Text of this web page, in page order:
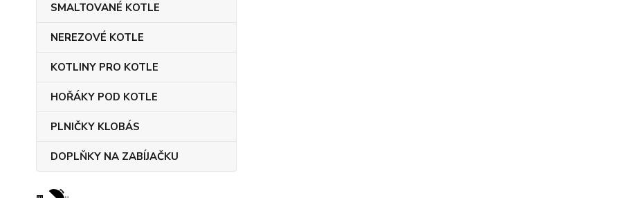
SMALTOVANÉ KOTLE
NEREZOVÉ KOTLE
KOTLINY PRO KOTLE
HOŘÁKY POD KOTLE
PLNIČKY KLOBÁS
DOPLŇKY NA ZABÍJAČKU